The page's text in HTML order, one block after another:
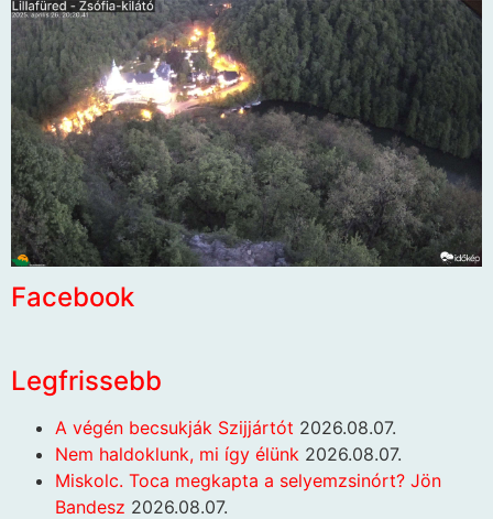
Facebook
Legfrissebb
A végén becsukják Szijjártót 2026.08.07.
Nem haldoklunk, mi így élünk 2026.08.07.
Miskolc. Toca megkapta a selyemzsinórt? Jön
Bandesz 2026.08.07.